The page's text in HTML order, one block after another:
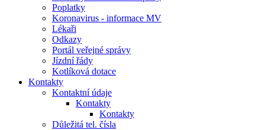
Poplatky
Koronavirus - informace MV
Lékaři
Odkazy
Portál veřejné správy
Jízdní řády
Kotlíková dotace
Kontakty
Kontaktní údaje
Kontakty
Kontakty
Důležitá tel. čísla